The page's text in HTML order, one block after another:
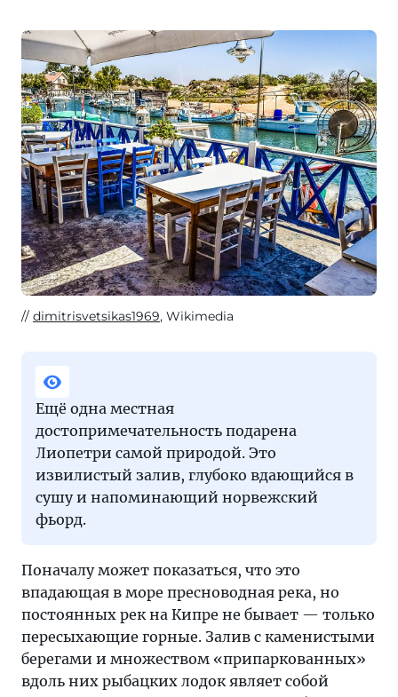
dimitrisvetsikas1969, Wikimedia
Ещё одна местная
достопримечательность подарена
Лиопетри самой природой. Это
извилистый залив, глубоко вдающийся в
сушу и напоминающий норвежский
фьорд.
Поначалу может показаться, что это
впадающая в море пресноводная река, но
постоянных рек на Кипре не бывает — только
пересыхающие горные. Залив с каменистыми
берегами и множеством «припаркованных»
вдоль них рыбацких лодок являет собой